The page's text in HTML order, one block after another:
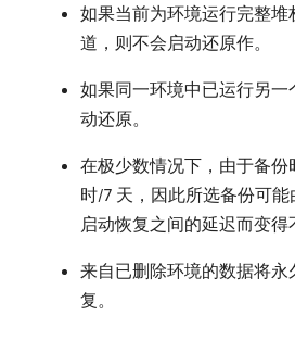
如果当前为环境运行完整堆
道，则不会启动还原作。
如果同一环境中已运行另一
动还原。
在极少数情况下，由于备份
时/7 天，因此所选备份可
启动恢复之间的延迟而变得
来自已删除环境的数据将永
复。